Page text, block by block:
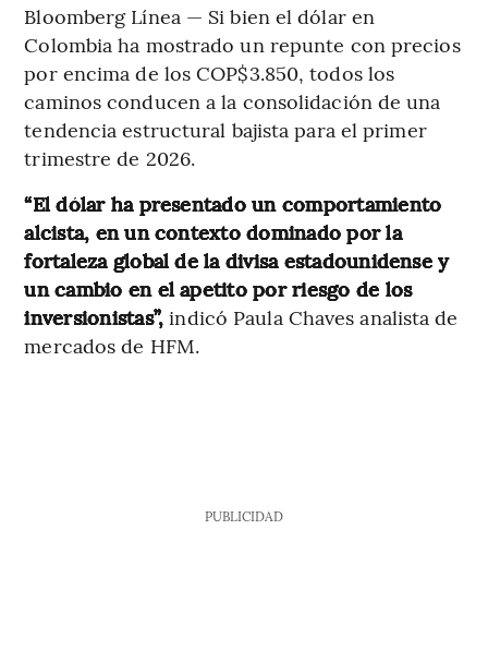
Bloomberg Línea — Si bien el dólar en
Colombia ha mostrado un repunte con precios
por encima de los COP$3.850, todos los
caminos conducen a la consolidación de una
tendencia estructural bajista para el primer
trimestre de 2026.
“El dólar ha presentado un comportamiento
alcista, en un contexto dominado por la
fortaleza global de la divisa estadounidense y
un cambio en el apetito por riesgo de los
inversionistas”, indicó Paula Chaves analista de
mercados de HFM.
PUBLICIDAD